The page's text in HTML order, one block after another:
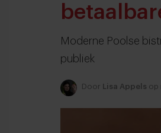
Moderne Poolse
publiek
Door Lisa Appels op